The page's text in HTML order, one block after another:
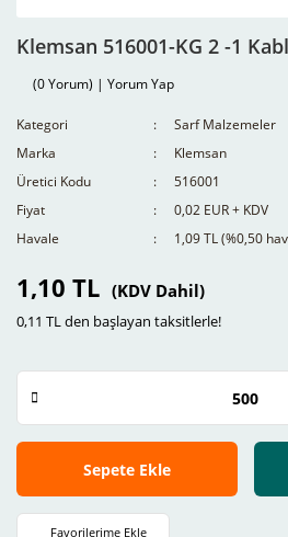
Klemsan 516001-KG 2 -1
(0 Yorum) | Yorum Yap
Kategori
Sarf Malzemeler
Marka
Klemsan
Üretici Kodu
516001
Fiyat
0,02 EUR + KDV
Havale
1,09 TL (%0,50
1,10 TL (KDV Dahil)
0,11 TL den başlayan taksitlerle!
Sepete Ekle